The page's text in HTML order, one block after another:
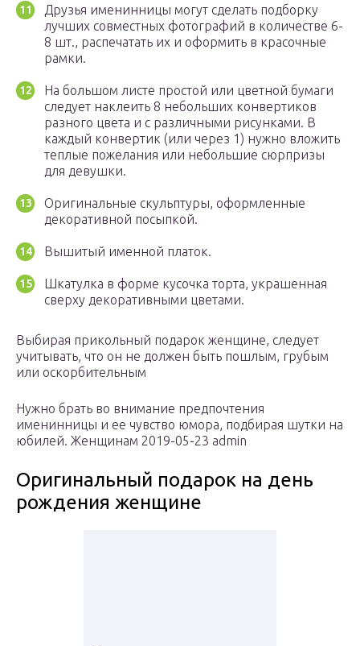
Друзья именинницы могут сделать подборку
лучших совместных фотографий в количестве 6-
8 шт., распечатать их и оформить в красочные
рамки.
На большом листе простой или цветной бумаги
следует наклеить 8 небольших конвертиков
разного цвета и с различными рисунками. В
каждый конвертик (или через 1) нужно вложить
теплые пожелания или небольшие сюрпризы
для девушки.
Оригинальные скульптуры, оформленные
декоративной посыпкой.
Вышитый именной платок.
Шкатулка в форме кусочка торта, украшенная
сверху декоративными цветами.
Выбирая прикольный подарок женщине, следует
учитывать, что он не должен быть пошлым, грубым
или оскорбительным
Нужно брать во внимание предпочтения
именинницы и ее чувство юмора, подбирая шутки на
юбилей. Женщинам 2019-05-23 admin
Оригинальный подарок на день
рождения женщине